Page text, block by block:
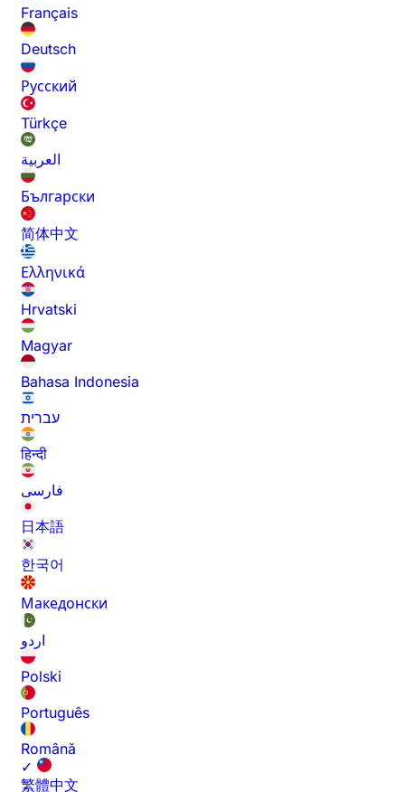
Français
Deutsch
Русский
Türkçe
العربية
Български
简体中文
Ελληνικά
Hrvatski
Magyar
Bahasa Indonesia
עברית
हिन्दी
فارسی
日本語
한국어
Македонски
اردو
Polski
Português
Română
✓
繁體中文